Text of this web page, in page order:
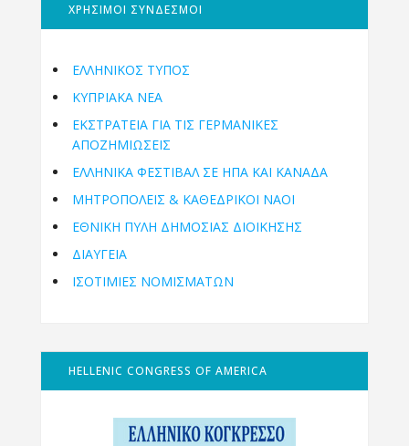
ΧΡΗΣΙΜΟΙ ΣΥΝΔΕΣΜΟΙ
ΕΛΛΗΝΙΚΟΣ ΤΥΠΟΣ
ΚΥΠΡΙΑΚΑ ΝΕΑ
ΕΚΣΤΡΑΤΕΙΑ ΓΙΑ ΤΙΣ ΓΕΡΜΑΝΙΚΕΣ
ΑΠΟΖΗΜΙΩΣΕΙΣ
ΕΛΛΗΝΙΚΆ ΦΕΣΤΙΒΆΛ ΣΕ ΗΠΑ ΚΑΙ ΚΑΝΑΔΑ
ΜΗΤΡΟΠΌΛΕΙΣ & ΚΑΘΕΔΡΙΚΟΊ ΝΑΟΊ
ΕΘΝΙΚΉ ΠΎΛΗ ΔΗΜΌΣΙΑΣ ΔΙΟΊΚΗΣΗΣ
ΔΙΑΥΓΕΙΑ
ΙΣΟΤΙΜΙΕΣ ΝΟΜΙΣΜΑΤΩΝ
HELLENIC CONGRESS OF AMERICA